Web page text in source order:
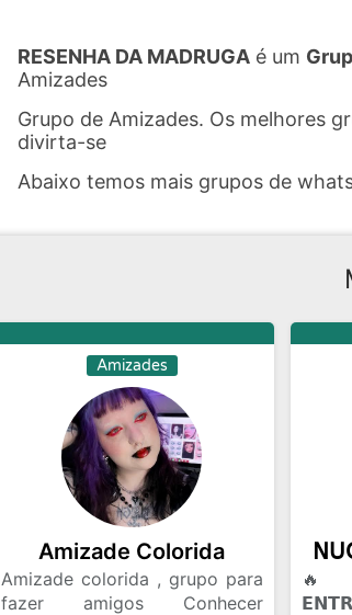
RESENHA DA MADRUGA é um
Amizades
Grupo de Amizades. Os melhores
divirta-se
Abaixo temos mais grupos de
Amizades
Amizade Colorida
Amizade colorida , grupo para
fazer amigos Conhecer
🔥